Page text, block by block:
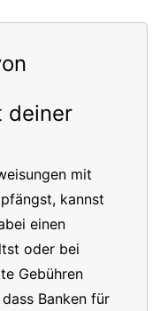
deiner
mit
kannst
einen
oder bei
Gebühren
Banken für